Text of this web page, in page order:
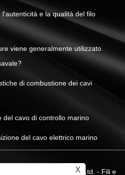
e la qualità del filo
viene generalmente utilizzato
di combustione dei cavi
del cavo di controllo marino
del cavo elettrico marino
Liyuan Wire & Cable Co., Ltd. - Fili e
X